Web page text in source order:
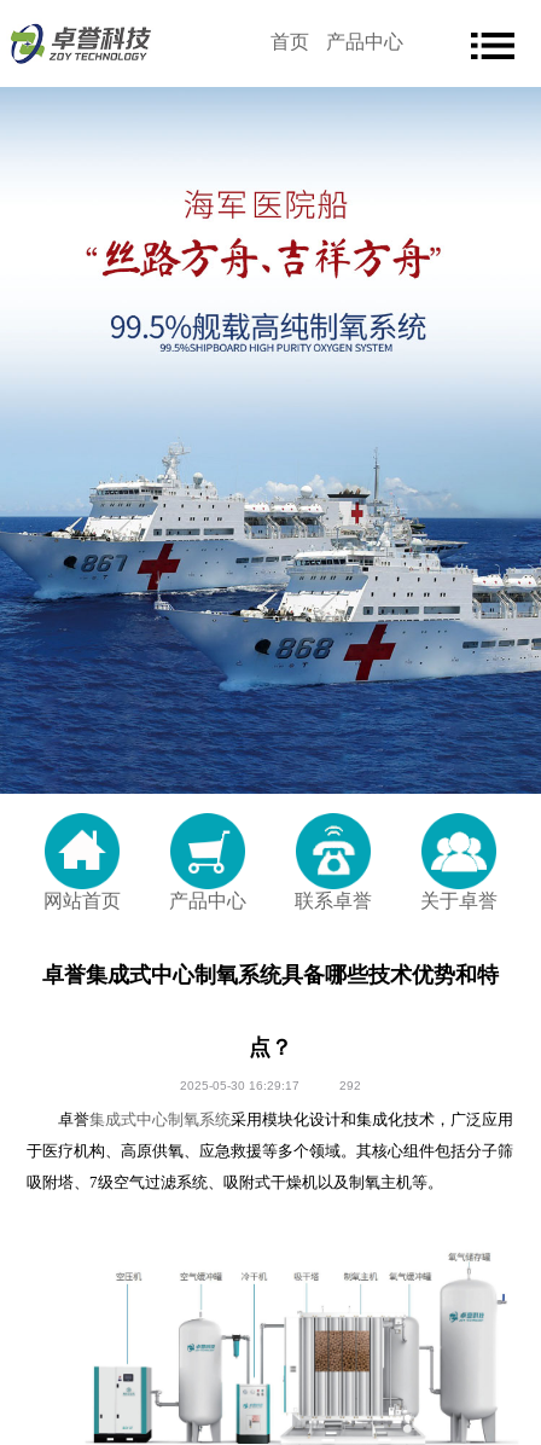
首页 产品中心
网站首页 产品中心 联系卓誉 关于卓誉
卓誉集成式中心制氧系统具备哪些技术优势和特
点？
2025-05-30 16:29:17 292
卓誉集成式中心制氧系统采用模块化设计和集成化技术，广泛应用
于医疗机构、高原供氧、应急救援等多个领域。其核心组件包括分子筛
吸附塔、7级空气过滤系统、吸附式干燥机以及制氧主机等。